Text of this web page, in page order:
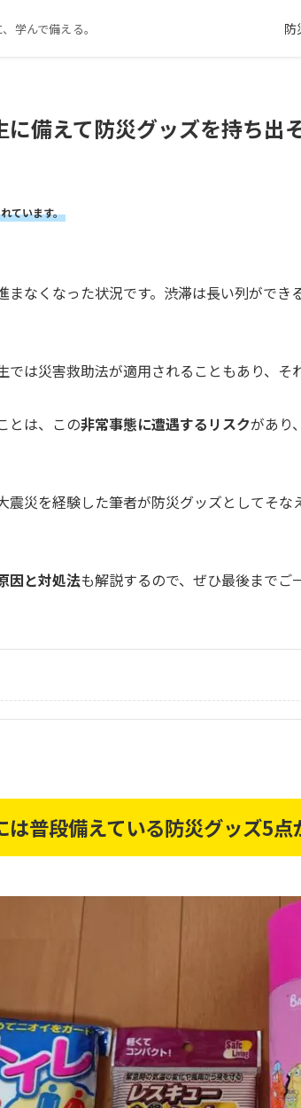
学んで備える。 防
に備えて防災グッズを持ち
ています。
まなくなった状況です。渋滞は長い列がで
では災害救助法が適用されることもあり、そ
とは、この非常事態に遭遇するリスクがあり
震災を経験した筆者が防災グッズとしてそな
因と対処法も解説するので、ぜひ最後までご
は普段備えている防災グッズ5点